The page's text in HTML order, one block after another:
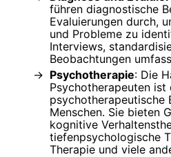
führen diagnostische
Evaluierungen durch,
und Probleme zu
Interviews,
Beobachtungen
Psychotherapie: Die
Psychotherapeuten ist
psychotherapeutische
Menschen. Sie bieten
kognitive
tiefenpsychologische
Therapie und viele